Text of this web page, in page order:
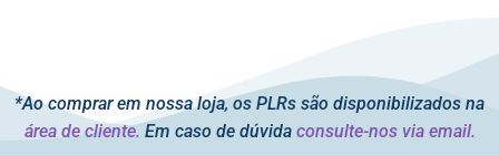
*Ao comprar em nossa loja, os PLRs são disponibilizados na
área de cliente. Em caso de dúvida consulte-nos via email.